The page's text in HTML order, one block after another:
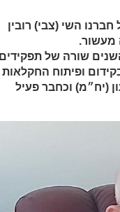
השי (צבי) רובין
מעשור.
לאורך השנים שורה של תפקידים
ופיתוח החקלאות
(יח״מ) וכחבר פעיל